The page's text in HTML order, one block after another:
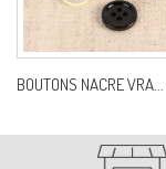
BOUTONS NACRE VRA...